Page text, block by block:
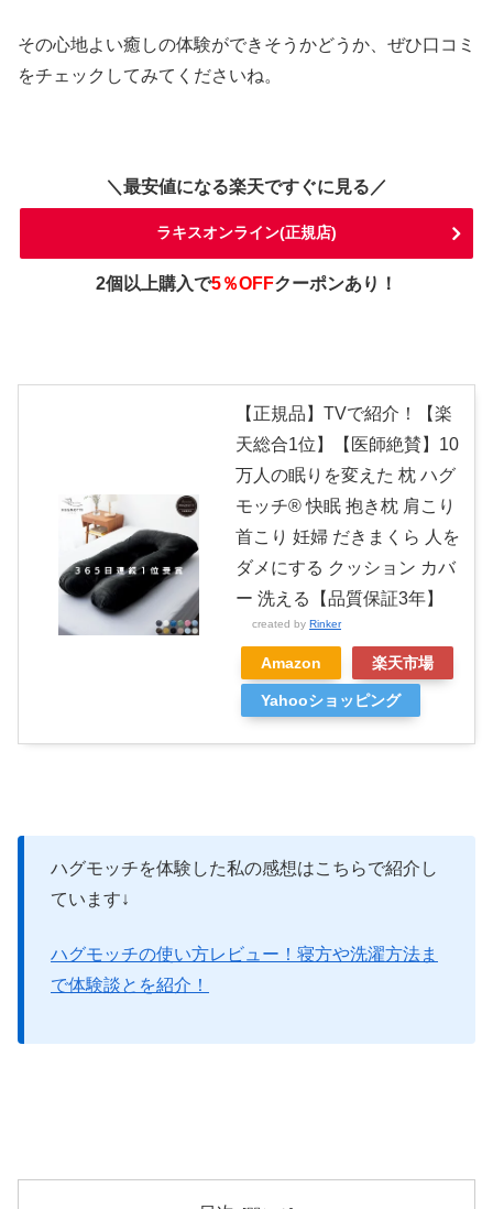
その心地よい癒しの体験ができそうかどうか、ぜひ口コミ
をチェックしてみてくださいね。
＼最安値になる楽天ですぐに見る／
ラキスオンライン(正規店)
2個以上購入で5％OFFクーポンあり！
【正規品】TVで紹介！【楽
天総合1位】【医師絶賛】10
万人の眠りを変えた 枕 ハグ
モッチ® 快眠 抱き枕 肩こり
首こり 妊婦 だきまくら 人を
ダメにする クッション カバ
ー 洗える【品質保証3年】
created by Rinker
Amazon 楽天市場
Yahooショッピング
ハグモッチを体験した私の感想はこちらで紹介し
ています↓
ハグモッチの使い方レビュー！寝方や洗濯方法ま
で体験談とを紹介！